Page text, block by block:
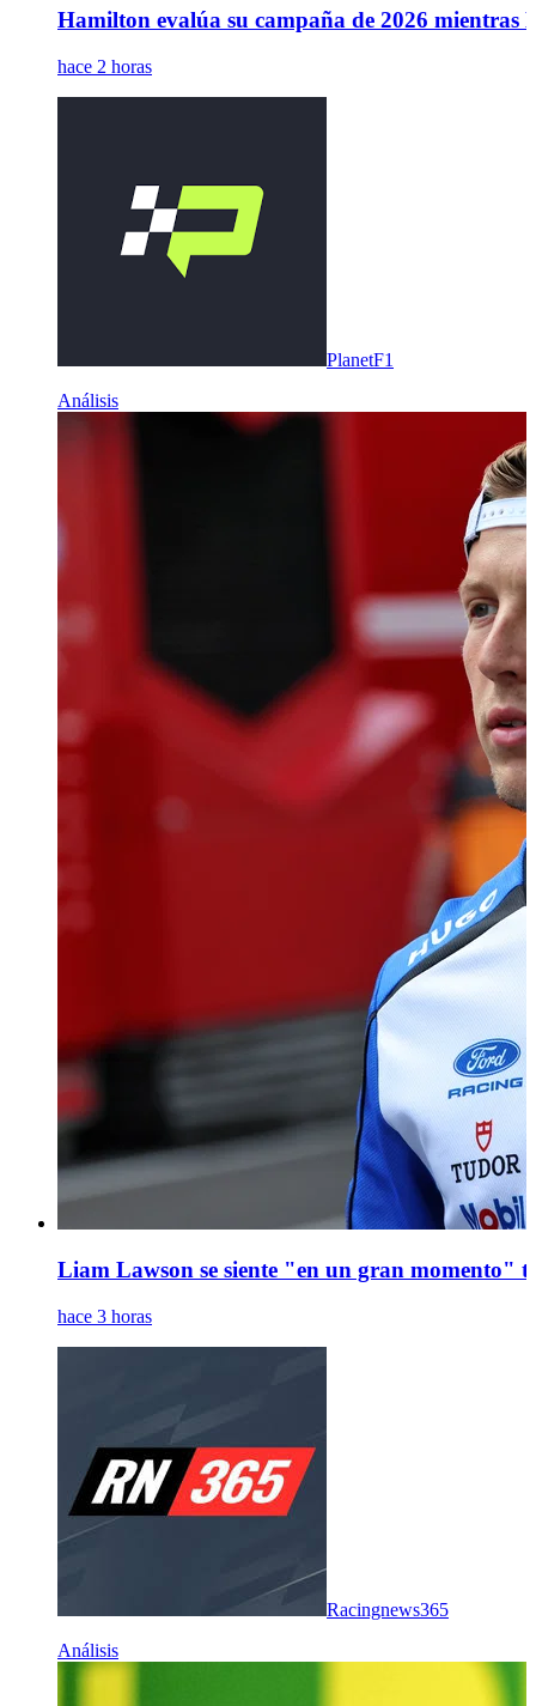
Hamilton evalúa su campaña de 2026 mientras
hace 2 horas
PlanetF1
Análisis
Liam Lawson se siente "en un gran momento"
hace 3 horas
Racingnews365
Análisis